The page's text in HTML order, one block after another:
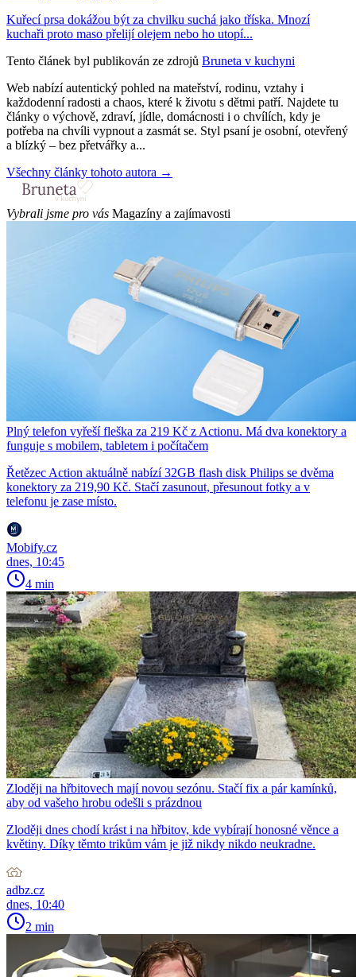
Kuřecí prsa dokážou být za chvilku suchá jako tříska. Mnozí
kuchaři proto maso přelijí olejem nebo ho utopí...
Tento článek byl publikován ze zdrojů Bruneta v kuchyni
Web nabízí autentický pohled na mateřství, rodinu, vztahy i
každodenní radosti a chaos, které k životu s dětmi patří. Najdete tu
články o výchově, zdraví, jídle, domácnosti i o chvílích, kdy je
potřeba na chvíli vypnout a zasmát se. Styl psaní je osobní, otevřený
a blízký – bez přetvářky a...
Všechny články tohoto autora →
Vybrali jsme pro vás Magazíny a zajímavosti
Plný telefon vyřeší fleška za 219 Kč z Actionu. Má dva konektory a
funguje s mobilem, tabletem i počítačem
Řetězec Action aktuálně nabízí 32GB flash disk Philips se dvěma
konektory za 219,90 Kč. Stačí zasunout, přesunout fotky a v
telefonu je zase místo.
Mobify.cz
dnes, 10:45
4 min
Zloději na hřbitovech mají novou sezónu. Stačí fix a pár kamínků,
aby od vašeho hrobu odešli s prázdnou
Zloději dnes chodí krást i na hřbitov, kde vybírají honosné věnce a
květiny. Díky těmto trikům vám je již nikdy nikdo neukradne.
adbz.cz
dnes, 10:40
2 min